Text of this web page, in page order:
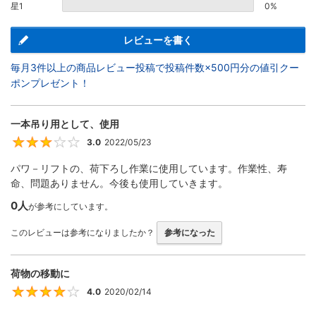
星1 0%
レビューを書く
毎月3件以上の商品レビュー投稿で投稿件数×500円分の値引クー
ポンプレゼント！
一本吊り用として、使用
3
3.0 2022/05/23
パワ－リフトの、荷下ろし作業に使用しています。作業性、寿
命、問題ありません。今後も使用していきます。
0人が参考にしています。
このレビューは参考になりましたか？ 参考になった
荷物の移動に
4
4.0 2020/02/14